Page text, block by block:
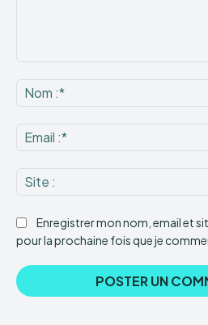
Enregistrer mon nom, email et
pour la prochaine fois que je